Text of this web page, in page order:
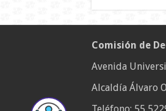
Comisión de
Avenida
Alcaldía Álvaro